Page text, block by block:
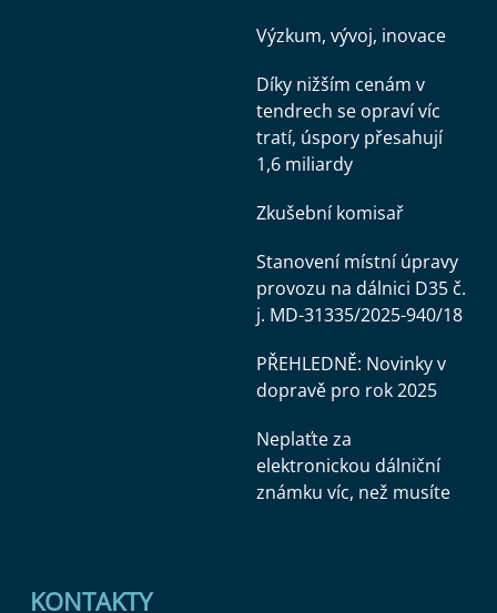
Výzkum, vývoj, inovace
Díky nižším cenám v
tendrech se opraví víc
tratí, úspory přesahují
1,6 miliardy
Zkušební komisař
Stanovení místní úpravy
provozu na dálnici D35 č.
j. MD-31335/2025-940/18
PŘEHLEDNĚ: Novinky v
dopravě pro rok 2025
Neplaťte za
elektronickou dálniční
známku víc, než musíte
KONTAKTY